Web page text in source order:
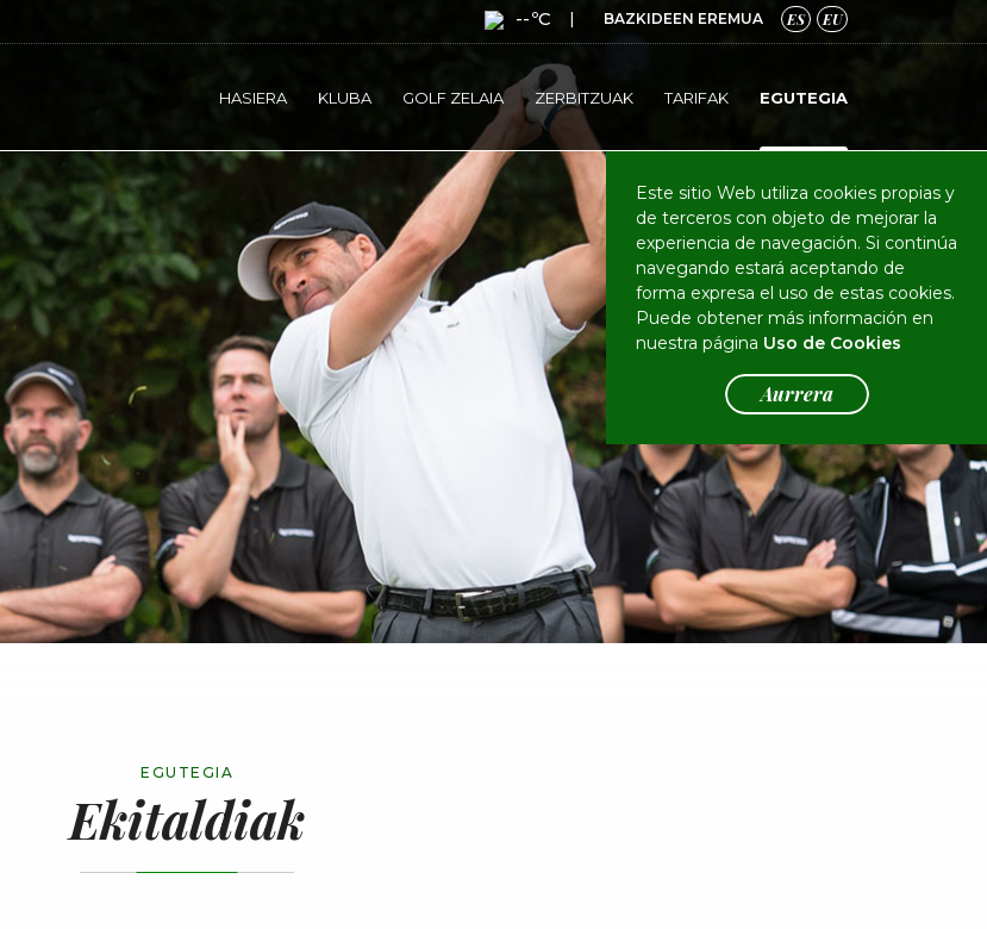
--ºC BAZKIDEEN EREMUA ES EU
HASIERA KLUBA GOLF ZELAIA ZERBITZUAK TARIFAK EGUTEGIA
Este sitio Web utiliza cookies propias y
de terceros con objeto de mejorar la
experiencia de navegación. Si continúa
navegando estará aceptando de
forma expresa el uso de estas cookies.
Puede obtener más información en
nuestra página Uso de Cookies
Aurrera
EGUTEGIA
Ekitaldiak